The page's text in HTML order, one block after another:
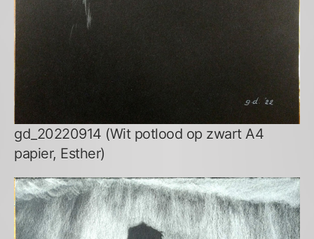
gd_20220914 (Wit potlood op zwart A4
papier, Esther)